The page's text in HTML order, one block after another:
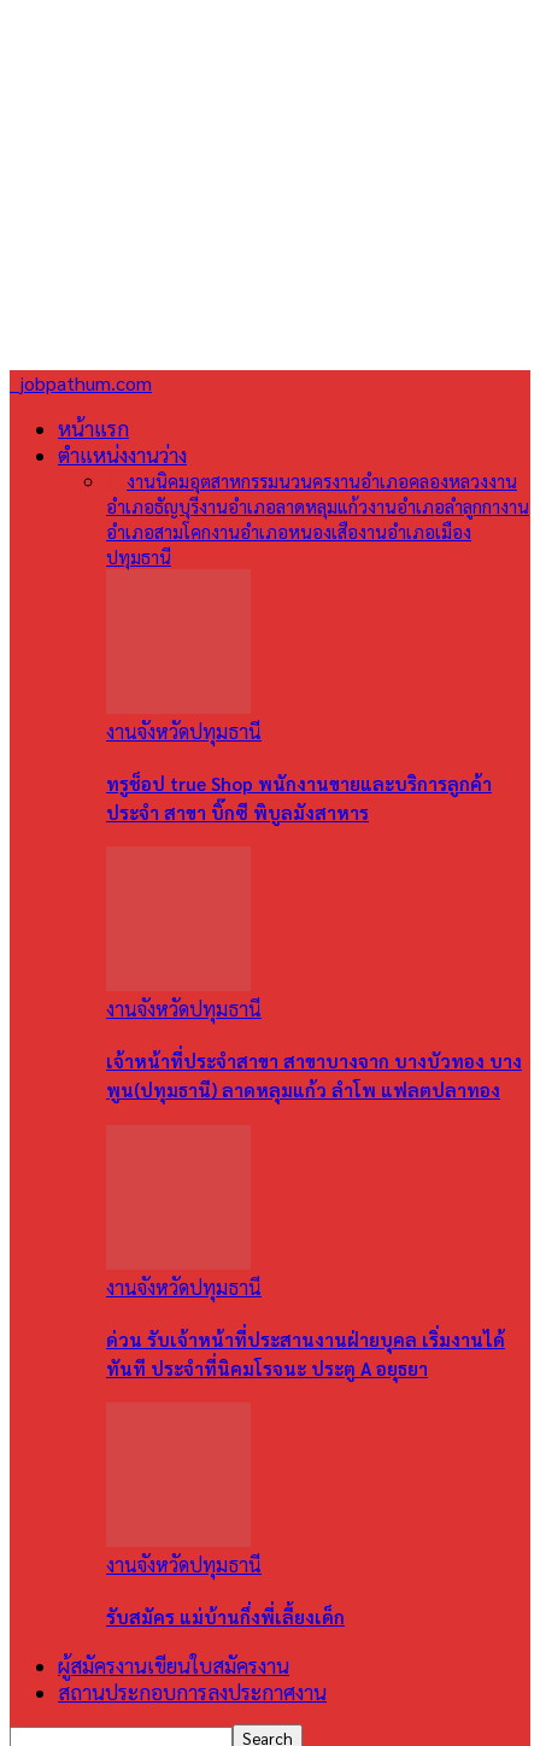
jobpathum.com
หน้าแรก
ตำแหน่งงานว่าง
งานนิคมอุตสาหกรรมนวนครงานอำเภอคลองหลวงงาน
อำเภอธัญบุรีงานอำเภอลาดหลุมแก้วงานอำเภอลำลูกกางาน
อำเภอสามโคกงานอำเภอหนองเสืองานอำเภอเมือง
ปทุมธานี
งานจังหวัดปทุมธานี
ทรูช็อป true Shop พนักงานขายและบริการลูกค้า
ประจำ สาขา บิ๊กซี พิบูลมังสาหาร
งานจังหวัดปทุมธานี
เจ้าหน้าที่ประจำสาขา สาขาบางจาก บางบัวทอง บาง
พูน(ปทุมธานี) ลาดหลุมแก้ว ลำโพ แฟลตปลาทอง
งานจังหวัดปทุมธานี
ด่วน รับเจ้าหน้าที่ประสานงานฝ่ายบุคล เริ่มงานได้
ทันที ประจำที่นิคมโรจนะ ประตู A อยุธยา
งานจังหวัดปทุมธานี
รับสมัคร แม่บ้านกึ่งพี่เลี้ยงเด็ก
ผู้สมัครงานเขียนใบสมัครงาน
สถานประกอบการลงประกาศงาน